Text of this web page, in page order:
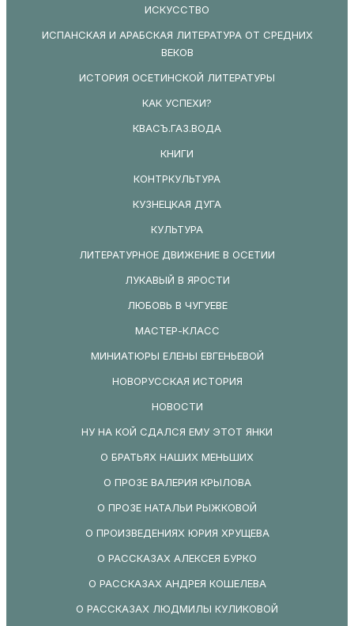
ИСКУССТВО
ИСПАНСКАЯ И АРАБСКАЯ ЛИТЕРАТУРА ОТ СРЕДНИХ
ВЕКОВ
ИСТОРИЯ ОСЕТИНСКОЙ ЛИТЕРАТУРЫ
КАК УСПЕХИ?
КВАСЪ.ГАЗ.ВОДА
КНИГИ
КОНТРКУЛЬТУРА
КУЗНЕЦКАЯ ДУГА
КУЛЬТУРА
ЛИТЕРАТУРНОЕ ДВИЖЕНИЕ В ОСЕТИИ
ЛУКАВЫЙ В ЯРОСТИ
ЛЮБОВЬ В ЧУГУЕВЕ
МАСТЕР-КЛАСС
МИНИАТЮРЫ ЕЛЕНЫ ЕВГЕНЬЕВОЙ
НОВОРУССКАЯ ИСТОРИЯ
НОВОСТИ
НУ НА КОЙ СДАЛСЯ ЕМУ ЭТОТ ЯНКИ
О БРАТЬЯХ НАШИХ МЕНЬШИХ
О ПРОЗЕ ВАЛЕРИЯ КРЫЛОВА
О ПРОЗЕ НАТАЛЬИ РЫЖКОВОЙ
О ПРОИЗВЕДЕНИЯХ ЮРИЯ ХРУЩЕВА
О РАССКАЗАХ АЛЕКСЕЯ БУРКО
О РАССКАЗАХ АНДРЕЯ КОШЕЛЕВА
О РАССКАЗАХ ЛЮДМИЛЫ КУЛИКОВОЙ